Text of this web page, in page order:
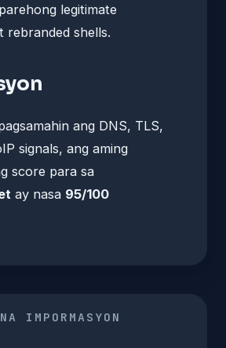
legitimate
rebranded shells.
ang DNS, TLS,
signals, ang aming
score para sa
ay nasa 95/100
IMPORMASYON